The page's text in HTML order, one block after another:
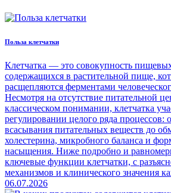
Польза клетчатки
Клетчатка — это совокупность
содержащихся в растительной пище,
расщепляются ферментами
Несмотря на отсутствие питательной
классическом понимании, клетчатка
регулировании целого ряда процессов:
всасывания питательных веществ до
холестерина, микробного баланса и
насыщения. Ниже подробно и
ключевые функции клетчатки, с
механизмов и клинического значения
06.07.2026